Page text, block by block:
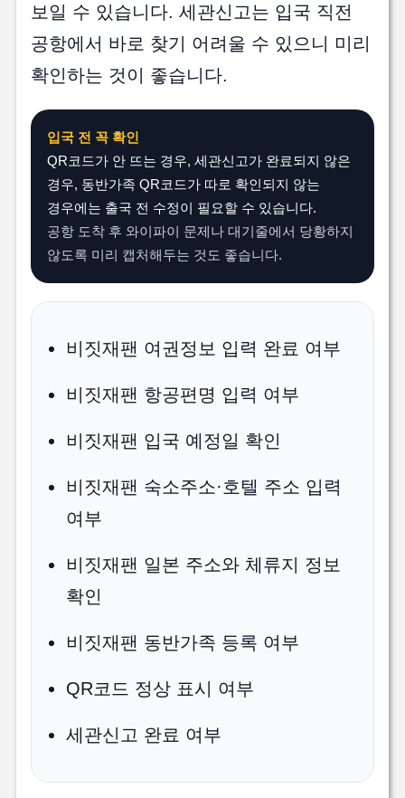
보일 수 있습니다. 세관신고는 입국 직전
공항에서 바로 찾기 어려울 수 있으니 미리
확인하는 것이 좋습니다.
입국 전 꼭 확인
QR코드가 안 뜨는 경우, 세관신고가 완료되지 않은
경우, 동반가족 QR코드가 따로 확인되지 않는
경우에는 출국 전 수정이 필요할 수 있습니다.
공항 도착 후 와이파이 문제나 대기줄에서 당황하지
않도록 미리 캡처해두는 것도 좋습니다.
비짓재팬 여권정보 입력 완료 여부
비짓재팬 항공편명 입력 여부
비짓재팬 입국 예정일 확인
비짓재팬 숙소주소·호텔 주소 입력
여부
비짓재팬 일본 주소와 체류지 정보
확인
비짓재팬 동반가족 등록 여부
QR코드 정상 표시 여부
세관신고 완료 여부